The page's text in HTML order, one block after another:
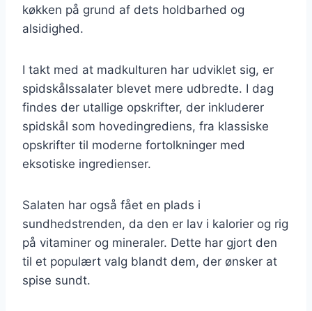
køkken på grund af dets holdbarhed og
alsidighed.
I takt med at madkulturen har udviklet sig, er
spidskålssalater blevet mere udbredte. I dag
findes der utallige opskrifter, der inkluderer
spidskål som hovedingrediens, fra klassiske
opskrifter til moderne fortolkninger med
eksotiske ingredienser.
Salaten har også fået en plads i
sundhedstrenden, da den er lav i kalorier og rig
på vitaminer og mineraler. Dette har gjort den
til et populært valg blandt dem, der ønsker at
spise sundt.